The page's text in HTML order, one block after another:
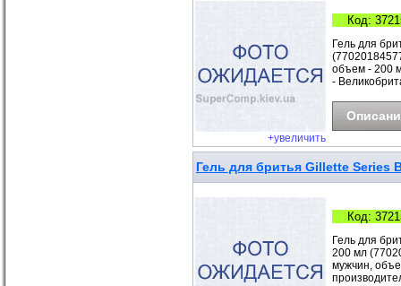
+увеличить
Код:
Гель для
объем - 200
-
Гель для бритья Gillette Series
Код:
Гель для
200 мл
мужчин,